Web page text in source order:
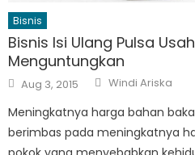
Bisnis
Bisnis Isi Ulang Pulsa
Menguntungkan
Posted
on
Aug 3, 2015 Author
Windi Ariska
Meningkatnya harga bahan
berimbas pada meningkatnya